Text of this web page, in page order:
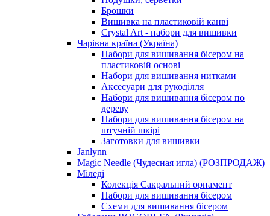
Брошки
Вишивка на пластиковій канві
Crystal Art - набори для вишивки
Чарівна країна (Україна)
Набори для вишивання бісером на
пластиковій основі
Набори для вишивання нитками
Аксесуари для рукоділля
Набори для вишивання бісером по
дереву
Набори для вишивання бісером на
штучній шкірі
Заготовки для вишивки
Janlynn
Magic Needle (Чудесная игла) (РОЗПРОДАЖ)
Міледі
Колекція Сакральний орнамент
Набори для вишивання бісером
Схеми для вишивання бісером